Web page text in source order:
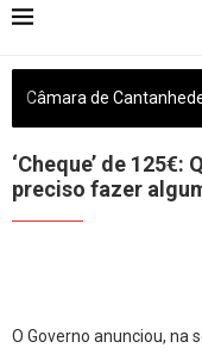
‘Cheque’ de 125€:
preciso fazer
O Governo anunciou, na